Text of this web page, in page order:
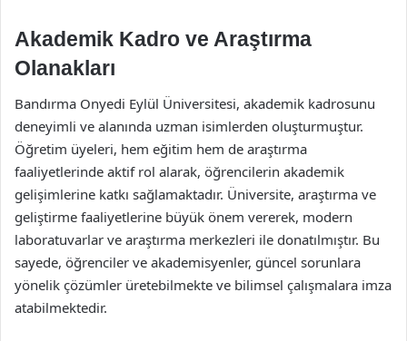
Akademik Kadro ve Araştırma
Olanakları
Bandırma Onyedi Eylül Üniversitesi, akademik kadrosunu
deneyimli ve alanında uzman isimlerden oluşturmuştur.
Öğretim üyeleri, hem eğitim hem de araştırma
faaliyetlerinde aktif rol alarak, öğrencilerin akademik
gelişimlerine katkı sağlamaktadır. Üniversite, araştırma ve
geliştirme faaliyetlerine büyük önem vererek, modern
laboratuvarlar ve araştırma merkezleri ile donatılmıştır. Bu
sayede, öğrenciler ve akademisyenler, güncel sorunlara
yönelik çözümler üretebilmekte ve bilimsel çalışmalara imza
atabilmektedir.